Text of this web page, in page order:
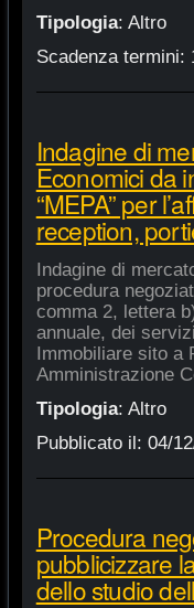
Tipologia: Altro
Scadenza termini:
Indagine di
Economici da
“MEPA” per
reception,
Indagine di
procedura
comma 2, lettera
annuale, dei
Immobiliare sito a
Amministrazione
Tipologia: Altro
Pubblicato il: 04/
Procedura
pubblicizzare
dello studio